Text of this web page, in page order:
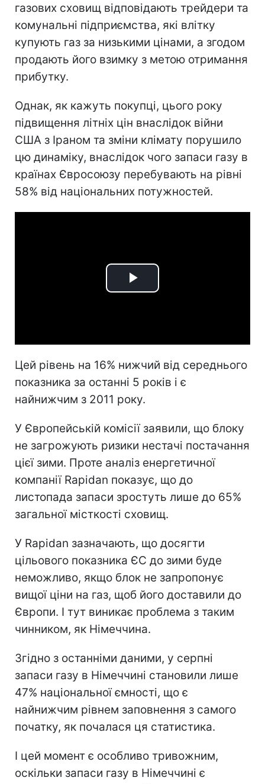
газових сховищ відповідають трейдери та
комунальні підприємства, які влітку
купують газ за низькими цінами, а згодом
продають його взимку з метою отримання
прибутку.
Однак, як кажуть покупці, цього року
підвищення літніх цін внаслідок війни
США з Іраном та зміни клімату порушило
цю динаміку, внаслідок чого запаси газу в
країнах Євросоюзу перебувають на рівні
58% від національних потужностей.
Play
Цей рівень на 16% нижчий від середнього
показника за останні 5 років і є
найнижчим з 2011 року.
У Європейській комісії заявили, що блоку
не загрожують ризики нестачі постачання
цієї зими. Проте аналіз енергетичної
компанії Rapidan показує, що до
листопада запаси зростуть лише до 65%
загальної місткості сховищ.
У Rapidan зазначають, що досягти
цільового показника ЄС до зими буде
неможливо, якщо блок не запропонує
вищої ціни на газ, щоб його доставили до
Європи. І тут виникає проблема з таким
чинником, як Німеччина.
Згідно з останніми даними, у серпні
запаси газу в Німеччині становили лише
47% національної ємності, що є
найнижчим рівнем заповнення з самого
початку, як почалася ця статистика.
І цей момент є особливо тривожним,
оскільки запаси газу в Німеччині є